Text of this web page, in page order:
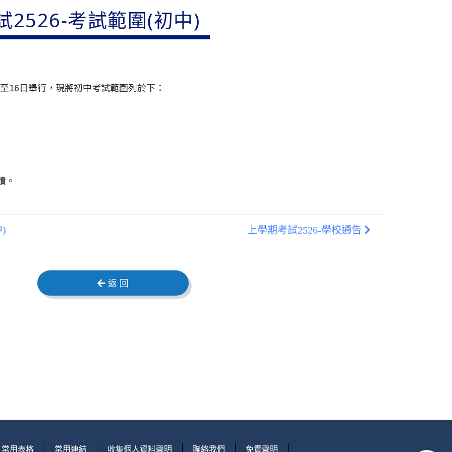
2526-考試範圍(初中)
16日舉行，現將初中考試範圍列於下：
。
) 上學期考試2526-學校通告
返 回
常用表格 常用連結 收集個人資料聲明 聯絡我們 免責聲明